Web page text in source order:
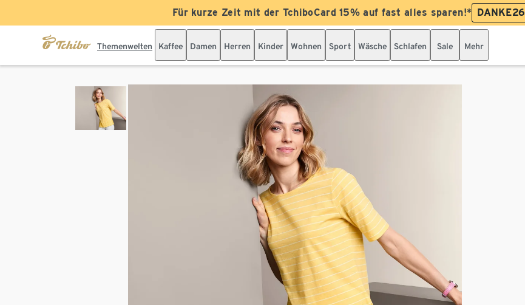
Für kurze Zeit mit der TchiboCard 15% auf fast alles sparen!* DANKE26
Themenwelten Kaffee Damen Herren Kinder Wohnen Sport Wäsche Schlafen Sale Mehr